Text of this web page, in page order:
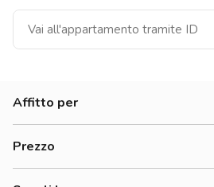
Affitto per
Donne
Prezzo
300-500 €